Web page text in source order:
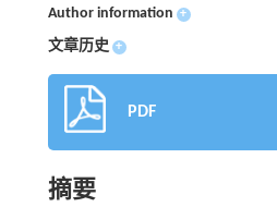
Author information +
文章历史 +
PDF
摘要